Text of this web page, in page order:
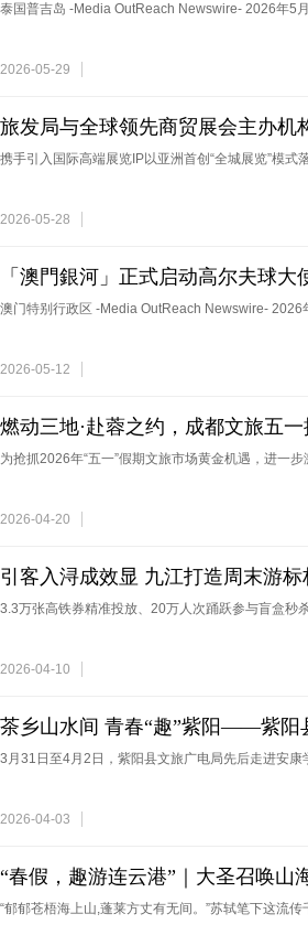
泰国普吉岛 -Media OutReach Newswire- 2026年5
2026-05-29
旅发局与全球领先商贸展会主办机
携手引入国际高端展览IP以亚洲首创“全城展览”模式
2026-05-28
「澳門銀河」正式启动高尔夫球
章
澳门特别行政区 -Media OutReach Newswire- 2026
2026-05-12
燃动三地·赴蓉之约，成都文旅五
为抢抓2026年“五一”假期文旅市场黄金机遇，进一步
2026-04-20
引客入浔成效显 九江打造周末游标
3.3万张高铁券精准投放、20万人次踊跃参与盲盒秒
2026-04-10
茶乡山水间 青春“趣”紫阳——紫阳
3月31日至4月2日，紫阳县文旅广电局先后走进安康
2026-04-03
“春假，趣游连云港”｜大圣召唤山
“郁郁苍梧海上山,蓬莱方丈有无间。”苏轼笔下这流